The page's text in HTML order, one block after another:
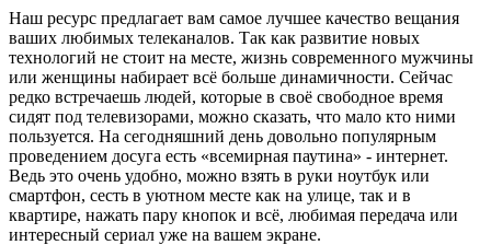
Наш ресурс предлагает вам самое лучшее качество вещания
ваших любимых телеканалов. Так как развитие новых
технологий не стоит на месте, жизнь современного мужчины
или женщины набирает всё больше динамичности. Сейчас
редко встречаешь людей, которые в своё свободное время
сидят под телевизорами, можно сказать, что мало кто ними
пользуется. На сегодняшний день довольно популярным
проведением досуга есть «всемирная паутина» - интернет.
Ведь это очень удобно, можно взять в руки ноутбук или
смартфон, сесть в уютном месте как на улице, так и в
квартире, нажать пару кнопок и всё, любимая передача или
интересный сериал уже на вашем экране.